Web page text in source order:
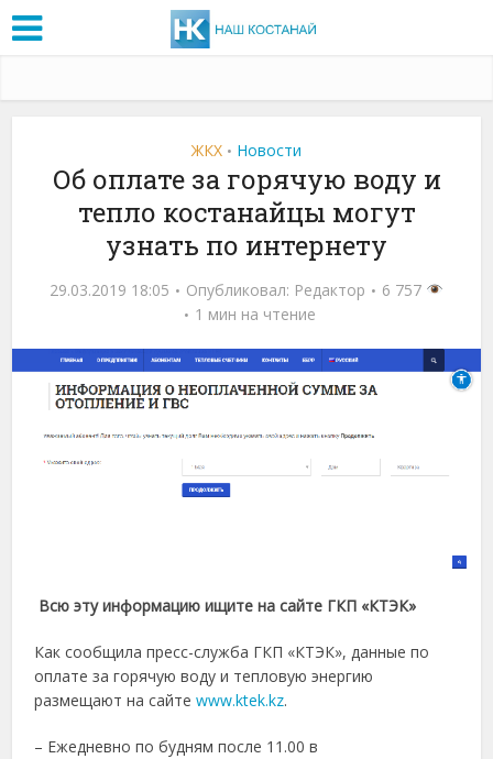
ЖКХ • Новости
Об оплате за горячую воду и
тепло костанайцы могут
узнать по интернету
29.03.2019 18:05 Опубликовал: Редактор
6 757
1 мин на чтение
Всю эту информацию ищите на сайте ГКП «КТЭК»
Как сообщила пресс-служба ГКП «КТЭК», данные по
оплате за горячую воду и тепловую энергию
размещают на сайтеwww.ktek.kz.
– Ежедневно по будням после 11.00 в